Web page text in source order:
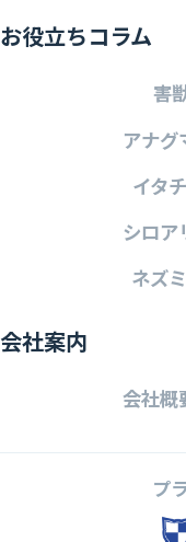
お役立ちコラム
害
アナグ
イタチ
シロア
ネズミ
会社案内
会社概
プ